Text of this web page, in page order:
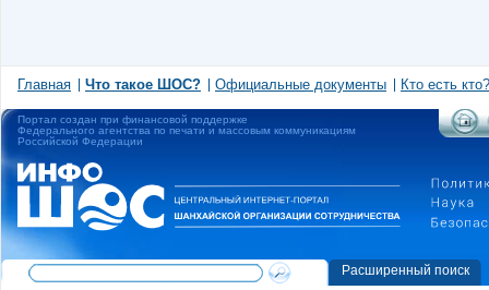
Главная Что такое ШОС? Официальные документы Кто есть кто?
Портал создан при финансовой поддержке
Федерального агентства по печати и массовым коммуникациям
Российской Федерации
Расширенный поиск